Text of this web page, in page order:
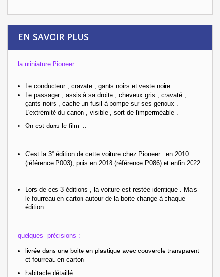
EN SAVOIR PLUS
la miniature Pioneer
Le conducteur , cravate , gants noirs et veste noire .
Le passager , assis à sa droite , cheveux gris , cravaté ,
gants noirs , cache un fusil à pompe sur ses genoux .
L'extrémité du canon , visible , sort de l'imperméable .
On est dans le film ...
C'est la 3° édition de cette voiture chez Pioneer : en 2010
(référence P003), puis en 2018 (référence P086) et enfin 2022
Lors de ces 3 éditions , la voiture est restée identique . Mais
le fourreau en carton autour de la boite change à chaque
édition.
quelques précisions :
livrée dans une boite en plastique avec couvercle transparent
et fourreau en carton
habitacle détaillé